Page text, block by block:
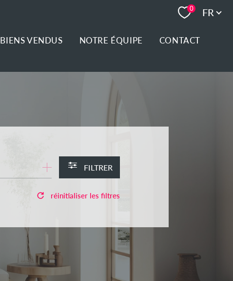
0 FR
BIENS VENDUS NOTRE ÉQUIPE CONTACT
FILTRER
réinitialiser les filtres